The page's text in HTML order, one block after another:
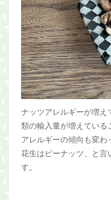
ナッツアレルギーが増え
類の輸入量が増えている
アレルギーの傾向も変わ
花生はピーナッツ、と言
す。